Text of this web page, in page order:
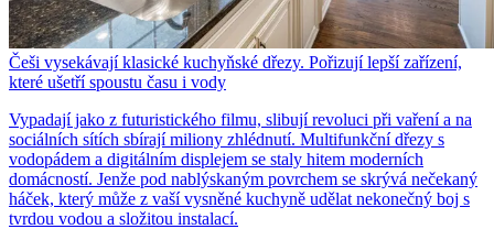
Češi vysekávají klasické kuchyňské dřezy. Pořizují lepší zařízení,
které ušetří spoustu času i vody
Vypadají jako z futuristického filmu, slibují revoluci při vaření a na
sociálních sítích sbírají miliony zhlédnutí. Multifunkční dřezy s
vodopádem a digitálním displejem se staly hitem moderních
domácností. Jenže pod nablýskaným povrchem se skrývá nečekaný
háček, který může z vaší vysněné kuchyně udělat nekonečný boj s
tvrdou vodou a složitou instalací.